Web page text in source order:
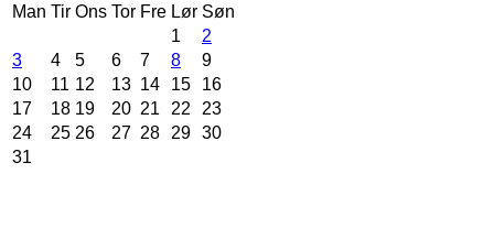
Man Tir Ons Tor Fre Lør Søn
1
2
3
4 5 6 7 8
9
10
11 12 13 14 15
16
17
18 19 20 21 22
23
24
25 26 27 28 29 30
31